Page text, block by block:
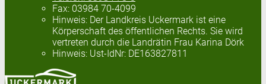
Fax: 03984 70-4099
Hinweis: Der Landkreis Uckermark ist eine
Körperschaft des öffentlichen Rechts. Sie wird
vertreten durch die Landrätin Frau Karina Dörk
Hinweis: Ust-IdNr: DE163827811